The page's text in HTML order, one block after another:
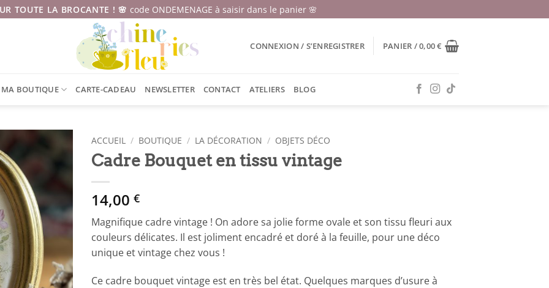
TOUTE LA BROCANTE ! 🌸 code ONDEMENAGE à saisir dans le panier 🌸
CONNEXION / S’ENREGISTRER PANIER /0,00€
MA BOUTIQUE CARTE-CADEAU NEWSLETTER CONTACT ATELIERS BLOG
ACCUEIL / BOUTIQUE / LA DÉCORATION / OBJETS DÉCO
Cadre Bouquet en tissu vintage
14,00 €
Magnifique cadre vintage ! On adore sa jolie forme ovale et son tissu fleuri aux
couleurs délicates. Il est joliment encadré et doré à la feuille, pour une déco
unique et vintage chez vous !
Ce cadre bouquet vintage est en très bel état. Quelques marques d’usure à